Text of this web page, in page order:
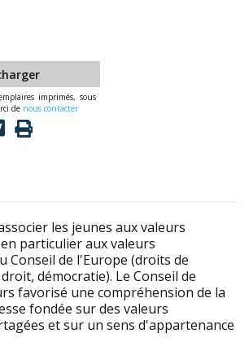
imprimés, sous
de nous contacter
les jeunes aux valeurs
particulier aux valeurs
Conseil de l'Europe (droits de
démocratie). Le Conseil de
favorisé une compréhension de la
fondée sur des valeurs
et sur un sens d'appartenance